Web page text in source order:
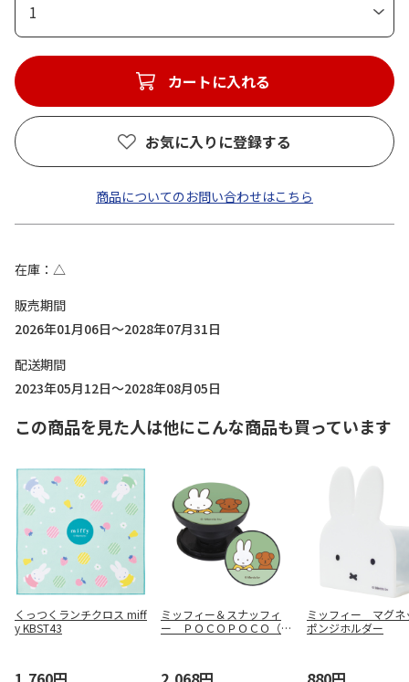
1
カートに入れる
お気に入りに登録する
商品についてのお問い合わせはこちら
在庫
△
販売期間
2026年01月06日～2028年07月31日
配送期間
2023年05月12日～2028年08月05日
この商品を見た人は他にこんな商品も買っています
くっつくランチクロス miff
y KBST43
ミッフィー＆スナッフィ
ー ＰＯＣＯＰＯＣＯ（グ
ミッフィー マグネ
ポンジホルダー